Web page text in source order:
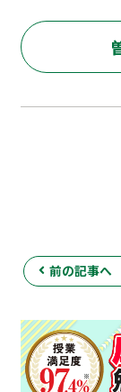
前の記事へ